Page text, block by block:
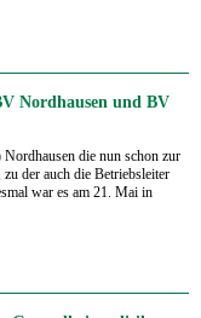
Nordhausen und BV
die nun schon zur
der auch die Betriebsleiter
war es am 21. Mai in